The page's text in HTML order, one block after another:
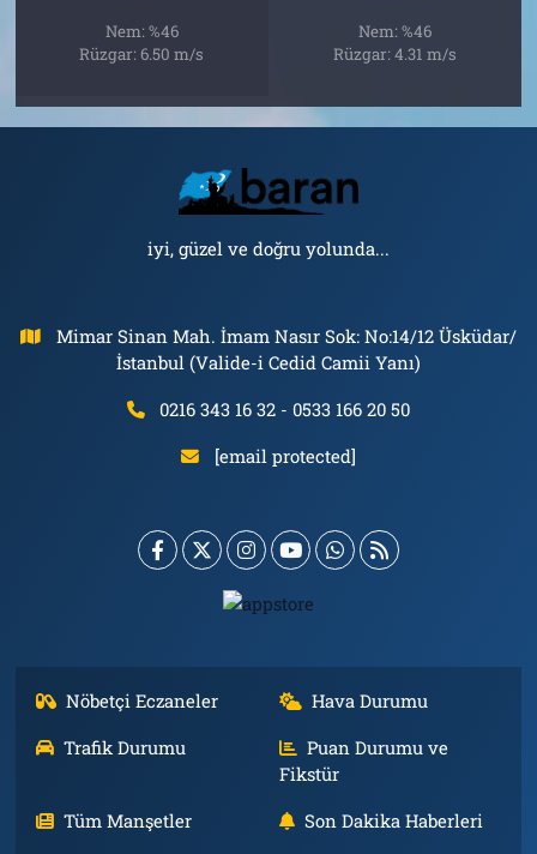
Nem: %46
Rüzgar: 6.50 m/s
Nem: %46
Rüzgar: 4.31 m/s
iyi, güzel ve doğru yolunda...
Mimar Sinan Mah. İmam Nasır Sok: No:14/12 Üsküdar/
İstanbul (Valide-i Cedid Camii Yanı)
0216 343 16 32 - 0533 166 20 50
[email protected]
Nöbetçi Eczaneler
Hava Durumu
Trafik Durumu
Puan Durumu ve
Fikstür
Tüm Manşetler
Son Dakika Haberleri